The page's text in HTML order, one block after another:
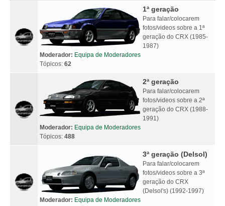
1ª geração
Para falar/colocarem
fotos/videos sobre a 1ª
geração do CRX (1985-
1987)
Moderador: Equipa de Moderadores
Tópicos: 62
2ª geração
Para falar/colocarem
fotos/videos sobre a 2ª
geração do CRX (1988-
1991)
Moderador: Equipa de Moderadores
Tópicos: 488
3ª geração (Delsol)
Para falar/colocarem
fotos/videos sobre a 3ª
geração do CRX
(Delsol's) (1992-1997)
Moderador: Equipa de Moderadores